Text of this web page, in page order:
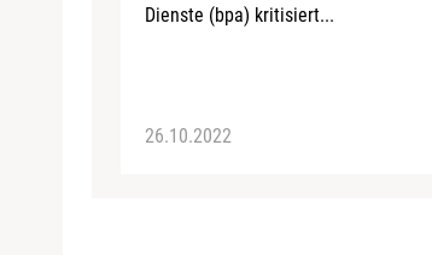
Dienste (bpa) kritisiert...
26.10.2022